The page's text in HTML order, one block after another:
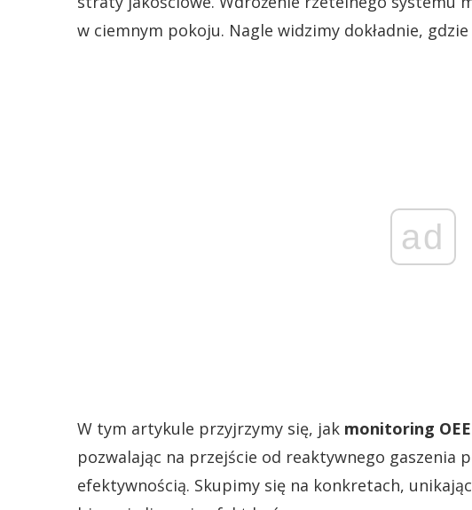
w ciemnym pokoju. Nagle widzimy dokładnie,
ad
W tym artykule przyjrzymy się, jak monitoring
pozwalając na przejście od reaktywnego gaszenia
efektywnością. Skupimy się na konkretach,